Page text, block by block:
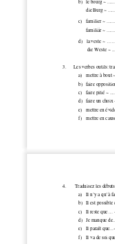
b)
le bourg ~
die Burg ~
c)
familier ~
familiär ~
d)   la veste ~
die Weste ~
3.      Les verbes outils:
a)
mettre à bout
b)
faire
c)
faire pitié ~
d)
faire un choix
e)
mettre en
f)
mettre en
4.       Traduisez les débuts des
a)
Il n’y a qu’à
b)
Il est possible
c)
Il reste
d)
Je manque
e)
Il paraît
f)
Il va de soi